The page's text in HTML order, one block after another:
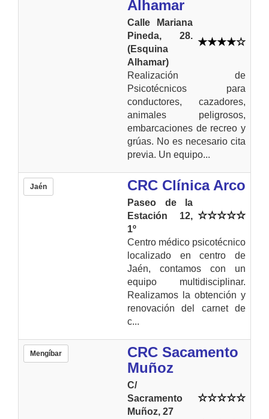
Alhamar
Calle Mariana
Pineda, 28.
(Esquina
Alhamar)
Realización de
Psicotécnicos para
conductores, cazadores,
animales peligrosos,
embarcaciones de recreo y
grúas. No es necesario cita
previa. Un equipo...
Jaén CRC Clínica Arco
Paseo de la
Estación 12,
1º
Centro médico psicotécnico
localizado en centro de
Jaén, contamos con un
equipo multidisciplinar.
Realizamos la obtención y
renovación del carnet de
c...
Mengíbar
CRC Sacamento
Muñoz
C/
Sacramento
Muñoz, 27